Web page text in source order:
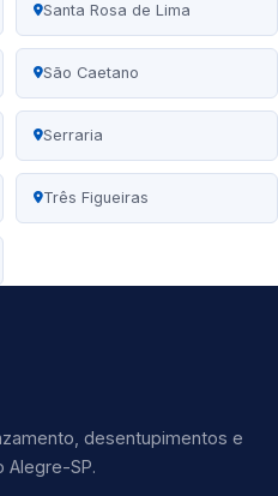
Santa Rosa de Lima
São Caetano
Serraria
Três Figueiras
desentupimentos e
Alegre-SP.